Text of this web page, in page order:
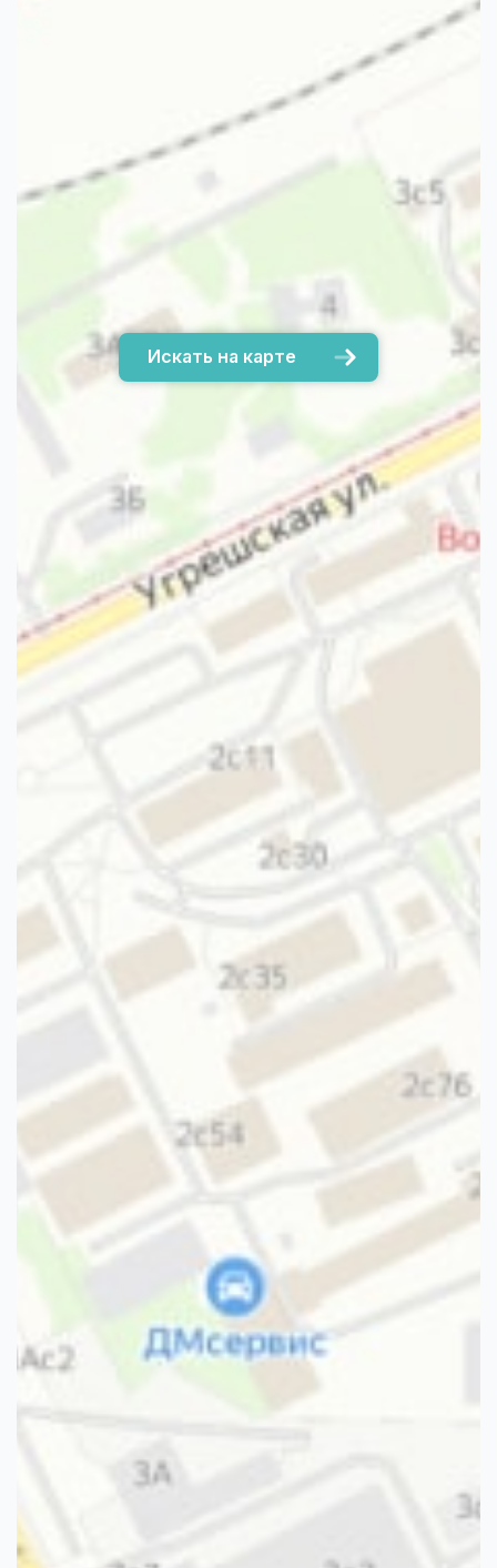
Искать на карте